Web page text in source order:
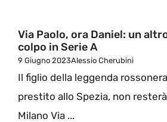
Via Paolo, ora Daniel: un
colpo in Serie A
9 Giugno 2023Alessio Cherubini
Il figlio della leggenda
prestito allo Spezia, non
Milano Via ...